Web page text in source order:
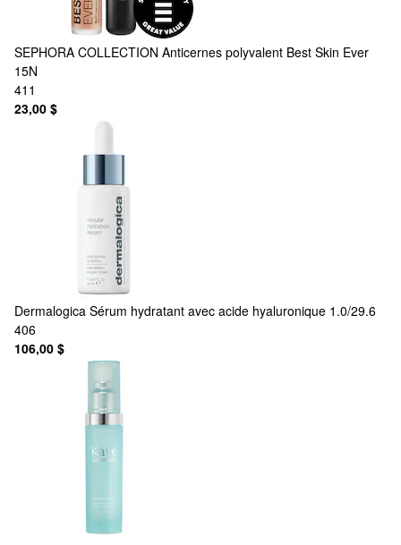
SEPHORA COLLECTION Anticernes polyvalent Best Skin Ever
15N
411
23,00 $
Dermalogica Sérum hydratant avec acide hyaluronique 1.0/29.6
406
106,00 $